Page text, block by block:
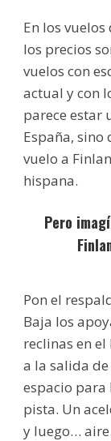
En los
los precios
vuelos con
actual y con
parece estar
España,
vuelo a
hispana.
Pero
Pon el
Baja los
reclinas en
a la salida
espacio para
pista. Un
y luego…